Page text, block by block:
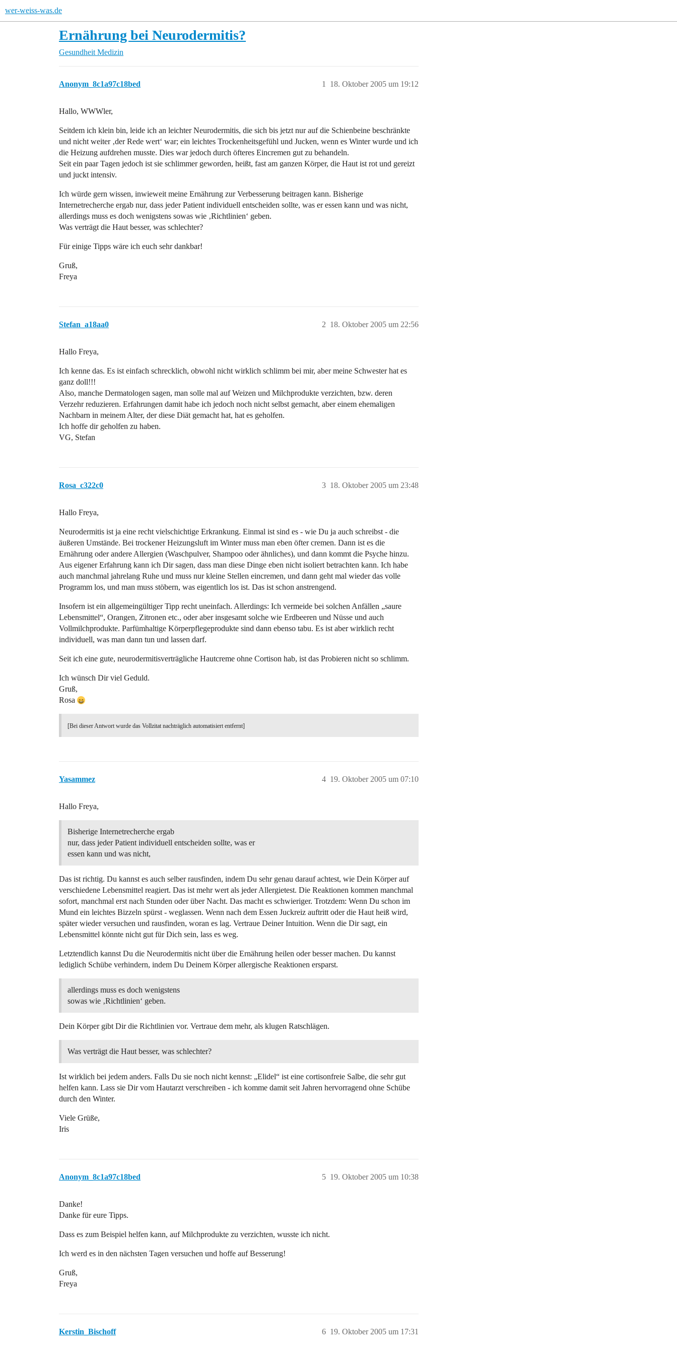
wer-weiss-was.de
Ernährung bei Neurodermitis?
Gesundheit Medizin
Anonym_8c1a97c18bed 18. Oktober 2005 um 19:12
1
Hallo, WWWler,
Seitdem ich klein bin, leide ich an leichter Neurodermitis, die sich bis jetzt nur auf die Schienbeine beschränkte
und nicht weiter ‚der Rede wert‘ war; ein leichtes Trockenheitsgefühl und Jucken, wenn es Winter wurde und ich
die Heizung aufdrehen musste. Dies war jedoch durch öfteres Eincremen gut zu behandeln.
Seit ein paar Tagen jedoch ist sie schlimmer geworden, heißt, fast am ganzen Körper, die Haut ist rot und gereizt
und juckt intensiv.
Ich würde gern wissen, inwieweit meine Ernährung zur Verbesserung beitragen kann. Bisherige
Internetrecherche ergab nur, dass jeder Patient individuell entscheiden sollte, was er essen kann und was nicht,
allerdings muss es doch wenigstens sowas wie ‚Richtlinien‘ geben.
Was verträgt die Haut besser, was schlechter?
Für einige Tipps wäre ich euch sehr dankbar!
Gruß,
Freya
Stefan_a18aa0 18. Oktober 2005 um 22:56
2
Hallo Freya,
Ich kenne das. Es ist einfach schrecklich, obwohl nicht wirklich schlimm bei mir, aber meine Schwester hat es
ganz doll!!!
Also, manche Dermatologen sagen, man solle mal auf Weizen und Milchprodukte verzichten, bzw. deren
Verzehr reduzieren. Erfahrungen damit habe ich jedoch noch nicht selbst gemacht, aber einem ehemaligen
Nachbarn in meinem Alter, der diese Diät gemacht hat, hat es geholfen.
Ich hoffe dir geholfen zu haben.
VG, Stefan
Rosa_c322c0 18. Oktober 2005 um 23:48
3
Hallo Freya,
Neurodermitis ist ja eine recht vielschichtige Erkrankung. Einmal ist sind es - wie Du ja auch schreibst - die
äußeren Umstände. Bei trockener Heizungsluft im Winter muss man eben öfter cremen. Dann ist es die
Ernährung oder andere Allergien (Waschpulver, Shampoo oder ähnliches), und dann kommt die Psyche hinzu.
Aus eigener Erfahrung kann ich Dir sagen, dass man diese Dinge eben nicht isoliert betrachten kann. Ich habe
auch manchmal jahrelang Ruhe und muss nur kleine Stellen eincremen, und dann geht mal wieder das volle
Programm los, und man muss stöbern, was eigentlich los ist. Das ist schon anstrengend.
Insofern ist ein allgemeingültiger Tipp recht uneinfach. Allerdings: Ich vermeide bei solchen Anfällen „saure
Lebensmittel“, Orangen, Zitronen etc., oder aber insgesamt solche wie Erdbeeren und Nüsse und auch
Vollmilchprodukte. Parfümhaltige Körperpflegeprodukte sind dann ebenso tabu. Es ist aber wirklich recht
individuell, was man dann tun und lassen darf.
Seit ich eine gute, neurodermitisverträgliche Hautcreme ohne Cortison hab, ist das Probieren nicht so schlimm.
Ich wünsch Dir viel Geduld.
Gruß,
Rosa
[Bei dieser Antwort wurde das Vollzitat nachträglich automatisiert entfernt]
Yasammez 19. Oktober 2005 um 07:10
4
Hallo Freya,
Bisherige Internetrecherche ergab
nur, dass jeder Patient individuell entscheiden sollte, was er
essen kann und was nicht,
Das ist richtig. Du kannst es auch selber rausfinden, indem Du sehr genau darauf achtest, wie Dein Körper auf
verschiedene Lebensmittel reagiert. Das ist mehr wert als jeder Allergietest. Die Reaktionen kommen manchmal
sofort, manchmal erst nach Stunden oder über Nacht. Das macht es schwieriger. Trotzdem: Wenn Du schon im
Mund ein leichtes Bizzeln spürst - weglassen. Wenn nach dem Essen Juckreiz auftritt oder die Haut heiß wird,
später wieder versuchen und rausfinden, woran es lag. Vertraue Deiner Intuition. Wenn die Dir sagt, ein
Lebensmittel könnte nicht gut für Dich sein, lass es weg.
Letztendlich kannst Du die Neurodermitis nicht über die Ernährung heilen oder besser machen. Du kannst
lediglich Schübe verhindern, indem Du Deinem Körper allergische Reaktionen ersparst.
allerdings muss es doch wenigstens
sowas wie ‚Richtlinien‘ geben.
Dein Körper gibt Dir die Richtlinien vor. Vertraue dem mehr, als klugen Ratschlägen.
Was verträgt die Haut besser, was schlechter?
Ist wirklich bei jedem anders. Falls Du sie noch nicht kennst: „Elidel“ ist eine cortisonfreie Salbe, die sehr gut
helfen kann. Lass sie Dir vom Hautarzt verschreiben - ich komme damit seit Jahren hervorragend ohne Schübe
durch den Winter.
Viele Grüße,
Iris
Anonym_8c1a97c18bed 19. Oktober 2005 um 10:38
5
Danke!
Danke für eure Tipps.
Dass es zum Beispiel helfen kann, auf Milchprodukte zu verzichten, wusste ich nicht.
Ich werd es in den nächsten Tagen versuchen und hoffe auf Besserung!
Gruß,
Freya
Kerstin_Bischoff 19. Oktober 2005 um 17:31
6